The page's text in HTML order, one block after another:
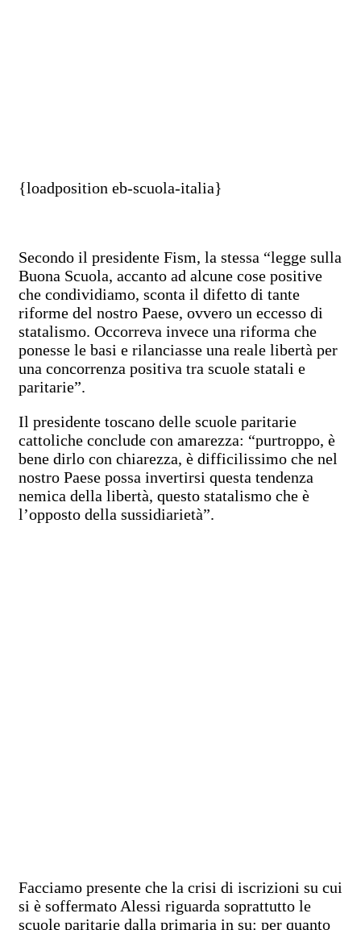
{loadposition eb-scuola-italia}
Secondo il presidente Fism, la stessa “legge sulla
Buona Scuola, accanto ad alcune cose positive
che condividiamo, sconta il difetto di tante
riforme del nostro Paese, ovvero un eccesso di
statalismo. Occorreva invece una riforma che
ponesse le basi e rilanciasse una reale libertà per
una concorrenza positiva tra scuole statali e
paritarie”.
Il presidente toscano delle scuole paritarie
cattoliche conclude con amarezza: “purtroppo, è
bene dirlo con chiarezza, è difficilissimo che nel
nostro Paese possa invertirsi questa tendenza
nemica della libertà, questo statalismo che è
l’opposto della sussidiarietà”.
Facciamo presente che la crisi di iscrizioni su cui
si è soffermato Alessi riguarda soprattutto le
scuole paritarie dalla primaria in su: per quanto